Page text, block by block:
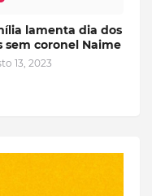
lamenta dia dos
sem coronel Naime
13, 2023